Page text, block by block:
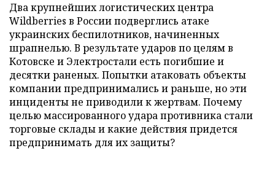
Два крупнейших логистических центра
Wildberries в России подверглись атаке
украинских беспилотников, начиненных
шрапнелью. В результате ударов по целям в
Котовске и Электростали есть погибшие и
десятки раненых. Попытки атаковать объекты
компании предпринимались и раньше, но эти
инциденты не приводили к жертвам. Почему
целью массированного удара противника стали
торговые склады и какие действия придется
предпринимать для их защиты?